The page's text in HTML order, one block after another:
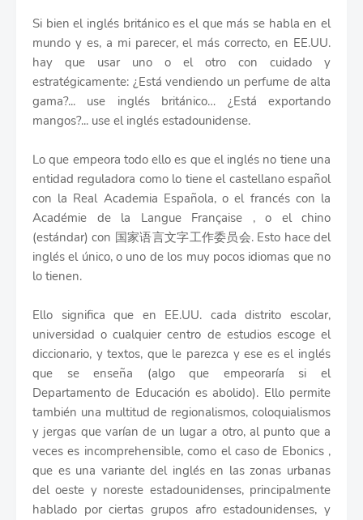
Si bien el inglés británico es el que más se habla en el
mundo y es, a mi parecer, el más correcto, en EE.UU.
hay que usar uno o el otro con cuidado y
estratégicamente: ¿Está vendiendo un perfume de alta
gama?... use inglés británico… ¿Está exportando
mangos?... use el inglés estadounidense.
Lo que empeora todo ello es que el inglés no tiene una
entidad reguladora como lo tiene el castellano español
con la Real Academia Española, o el francés con la
Académie de la Langue Française , o el chino
(estándar) con 国家语言文字工作委员会. Esto hace del
inglés el único, o uno de los muy pocos idiomas que no
lo tienen.
Ello significa que en EE.UU. cada distrito escolar,
universidad o cualquier centro de estudios escoge el
diccionario, y textos, que le parezca y ese es el inglés
que se enseña (algo que empeoraría si el
Departamento de Educación es abolido). Ello permite
también una multitud de regionalismos, coloquialismos
y jergas que varían de un lugar a otro, al punto que a
veces es incomprehensible, como el caso de Ebonics ,
que es una variante del inglés en las zonas urbanas
del oeste y noreste estadounidenses, principalmente
hablado por ciertas grupos afro estadounidenses, y